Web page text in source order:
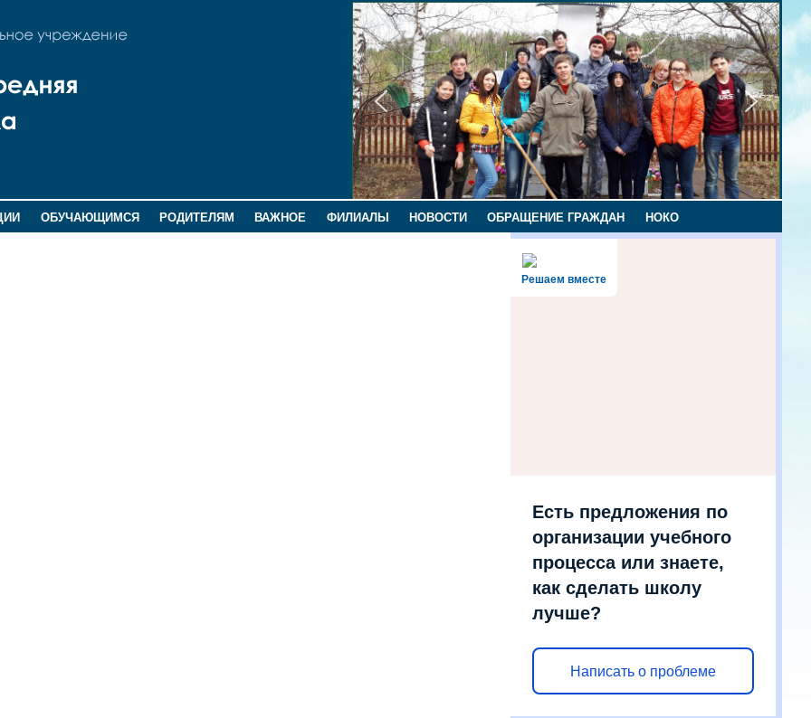
ОБУЧАЮЩИМСЯ РОДИТЕЛЯМ ВАЖНОЕ ФИЛИАЛЫ НОВОСТИ ОБРАЩЕНИЕ ГРАЖДАН НОКО
Решаем вместе
Есть предложения по
организации учебного
процесса или знаете,
как сделать школу
лучше?
Написать о проблеме